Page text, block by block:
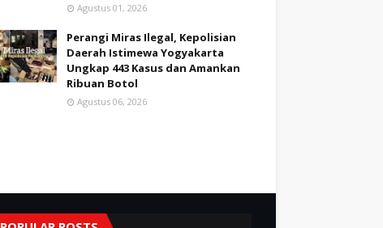
Agustus 01, 2026
Perangi Miras Ilegal, Kepolisian
Daerah Istimewa Yogyakarta
Ungkap 443 Kasus dan Amankan
Ribuan Botol
Agustus 06, 2026